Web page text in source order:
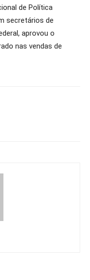
de Política
secretários de
aprovou o
nas vendas de